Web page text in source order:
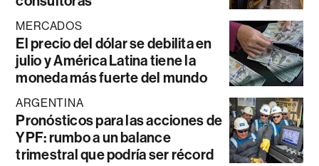
MERCADOS
El precio del dólar se debilita en
julio y América Latina tiene la
moneda más fuerte del mundo
ARGENTINA
Pronósticos para las acciones de
YPF: rumbo a un balance
trimestral que podría ser récord